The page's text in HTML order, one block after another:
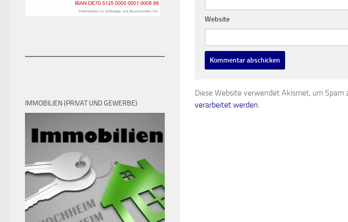
Website
Diese Website verwendet Akismet, um Spam
verarbeitet werden.
IMMOBILIEN (PRIVAT UND GEWERBE)